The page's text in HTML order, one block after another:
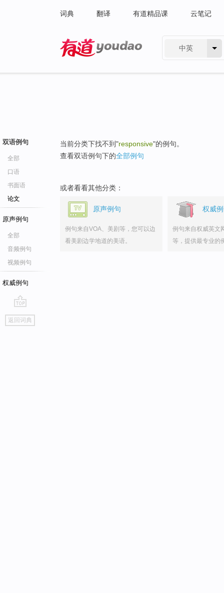
词典 翻译 有道精品课 云笔记
中英
双语例句
全部
口语
书面语
论文
原声例句
全部
音频例句
视频例句
权威例句
go
top
返回词典
当前分类下找不到"responsive"的例句。
查看双语例句下的全部例句
或者看看其他分类：
原声例句
例句来自VOA、美剧等，您可以边
看美剧边学地道的美语。
权威
例句来自权威英文
等，提供最专业的